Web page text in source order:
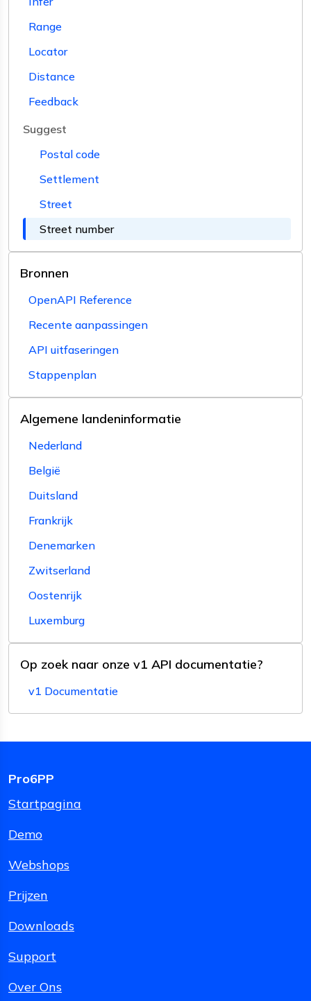
Range
Locator
Distance
Feedback
Suggest
Postal code
Settlement
Street
Street number
Bronnen
OpenAPI Reference
Recente aanpassingen
API uitfaseringen
Stappenplan
Algemene landeninformatie
Nederland
België
Duitsland
Frankrijk
Denemarken
Zwitserland
Oostenrijk
Luxemburg
Op zoek naar onze v1 API documentatie?
v1 Documentatie
Pro6PP
Startpagina
Demo
Webshops
Prijzen
Downloads
Support
Over Ons